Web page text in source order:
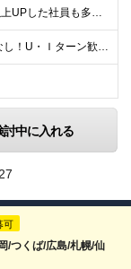
★転職後、年収が100万円以上UPした社員も多数！ 月給33.4万円～45万円＋諸手当＋賞与年2回 ※インセンティブが発生する案件もあります。 【固定残業代について】 なし（残業代は、実際の労働
★選べる豊富な案件！転勤なし！U・Ｉターン歓迎！ 東京、神奈川、埼玉、千葉、愛知、大阪、兵庫、京都、広島、福岡をはじめとする全国各地のプロジェクト先。 プライム上場、グロース上場企業の大手～ベンチ
討中に入れる
可
/つくば/広島/札幌/仙